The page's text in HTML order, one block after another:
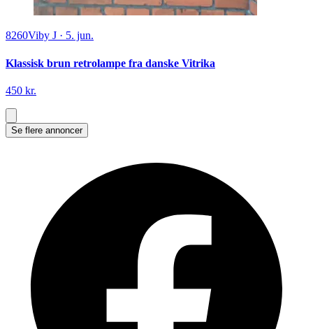
8260Viby J · 5. jun.
Klassisk brun retrolampe fra danske Vitrika
450 kr.
Se flere annoncer